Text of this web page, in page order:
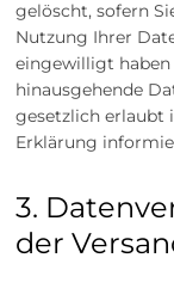
gelöscht, sofern
Nutzung Ihrer
eingewilligt haben
hinausgehende
gesetzlich erlaubt
Erklärung
3.
der